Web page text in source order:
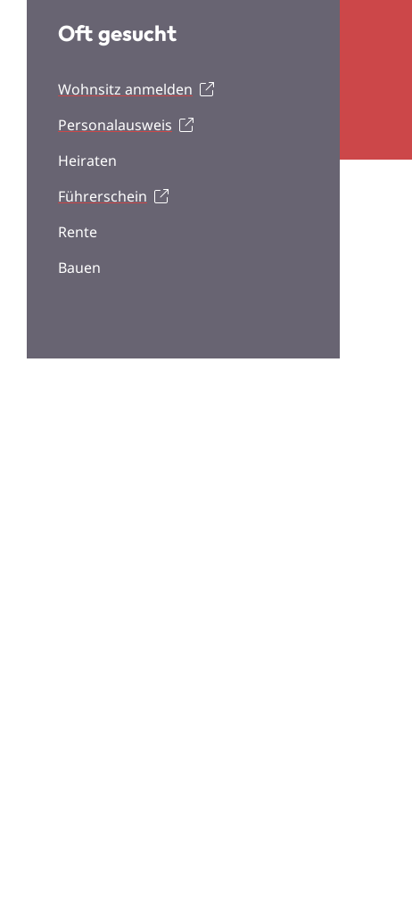
Oft gesucht
Wohnsitz anmelden
Personalausweis
Heiraten
Führerschein
Rente
Bauen